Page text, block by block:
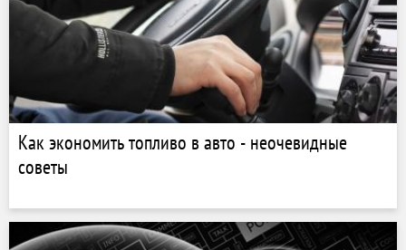
Как экономить топливо в авто - неочевидные
советы